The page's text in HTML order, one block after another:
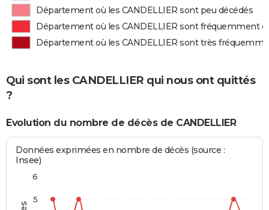
Département où les CANDELLIER sont peu décédés
Département où les CANDELLIER sont fréquemment
Département où les CANDELLIER sont très
Qui sont les CANDELLIER qui nous ont quittés
?
Evolution du nombre de décès de CANDELLIER
Données exprimées en nombre de décès (source :
Insee)
5
6